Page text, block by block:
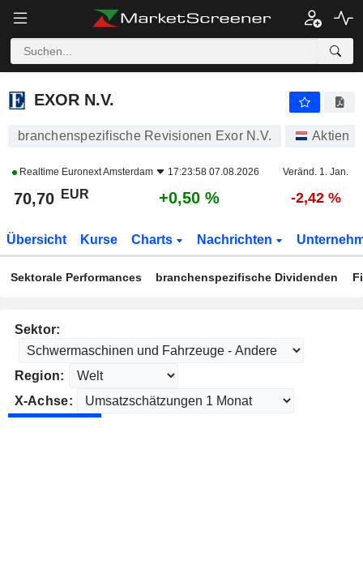
EXOR N.V.
EXOR N.V.
branchenspezifische Revisionen Exor N.V. Aktien
Realtime Euronext Amsterdam 17:23:58 07.08.2026 Veränd. 1. Jan.
70,70 EUR +0,50 % -2,42 %
Übersicht Kurse Charts Nachrichten
Sektorale Performances branchenspezifische Dividenden
Sektor:
Region:
X-Achse: